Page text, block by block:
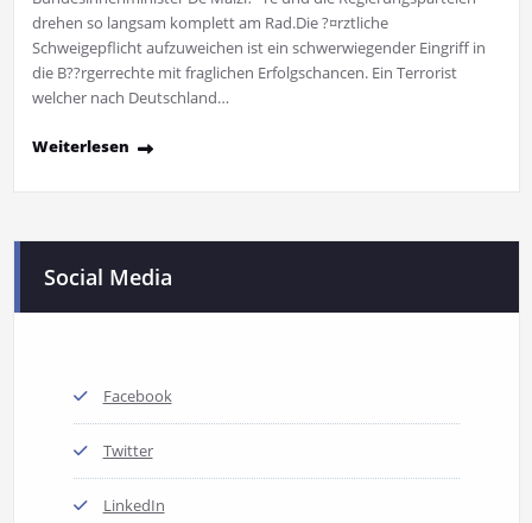
drehen so langsam komplett am Rad.Die ?¤rztliche
Schweigepflicht aufzuweichen ist ein schwerwiegender Eingriff in
die B??rgerrechte mit fraglichen Erfolgschancen. Ein Terrorist
welcher nach Deutschland…
Weiterlesen
Social Media
Facebook
Twitter
LinkedIn